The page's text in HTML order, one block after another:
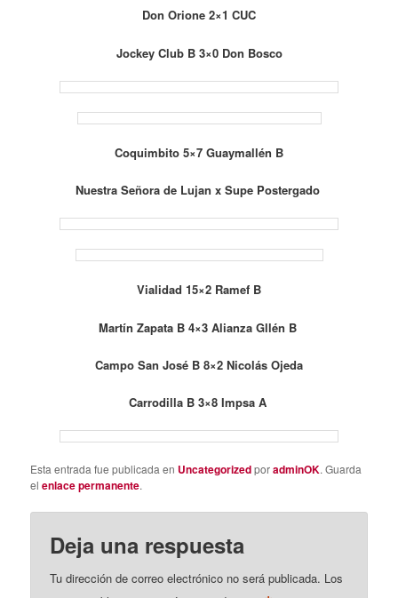
Don Orione 2×1 CUC
Jockey Club B 3×0 Don Bosco
Coquimbito 5×7 Guaymallén B
Nuestra Señora de Lujan x Supe Postergado
Vialidad 15×2 Ramef B
Martín Zapata B 4×3 Alianza Gllén B
Campo San José B 8×2 Nicolás Ojeda
Carrodilla B 3×8 Impsa A
Esta entrada fue publicada en UncategorizedporadminOK. Guarda
elenlace permanente.
Deja una respuesta
Tu dirección de correo electrónico no será publicada. Los